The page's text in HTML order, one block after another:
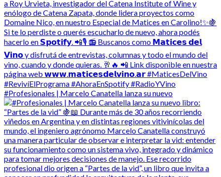
#Profesionales | Marcelo Canatella lanza su nuevo